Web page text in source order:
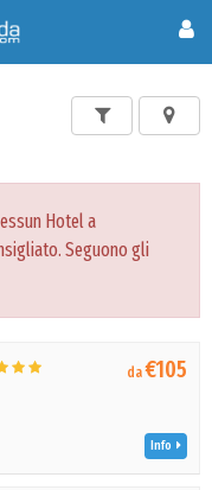
Hotel a
Seguono gli
da€105
Info